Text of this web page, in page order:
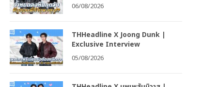
06/08/2026
THHeadline X Joong Dunk |
Exclusive Interview
05/08/2026